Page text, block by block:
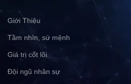
Giới Thiệu
Tầm nhìn, sứ mệnh
Giá trị cốt lõi
Đội ngũ nhân sự